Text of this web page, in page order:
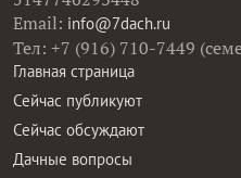
Email: info@7dach.ru
Тел: +7 (916) 710-7449
Главная страница
Сейчас публикуют
Сейчас обсуждают
Дачные вопросы